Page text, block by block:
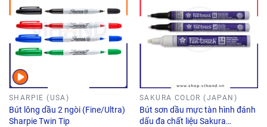
SHARPIE (USA)
Bút lông dầu 2 ngòi (Fine/Ultra)
Sharpie Twin Tip
SAKURA COLOR (JAPAN)
Bút sơn dầu mực tàn hình đánh
dấu đa chất liệu Sakura